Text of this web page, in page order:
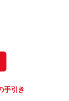
手引き